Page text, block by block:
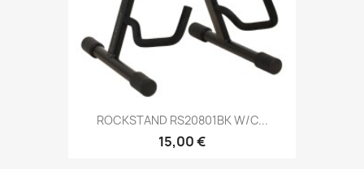
ROCKSTAND RS20801BK W/C...
15,00 €